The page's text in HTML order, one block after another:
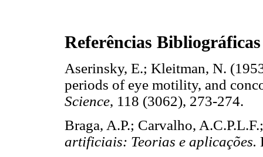
Referências Bibliográficas
Aserinsky, E.; Kleitman, N.
periods of eye motility, and
Science, 118 (3062), 273-
Braga, A.P.; Carvalho,
artificiais: Teorias e aplicações.